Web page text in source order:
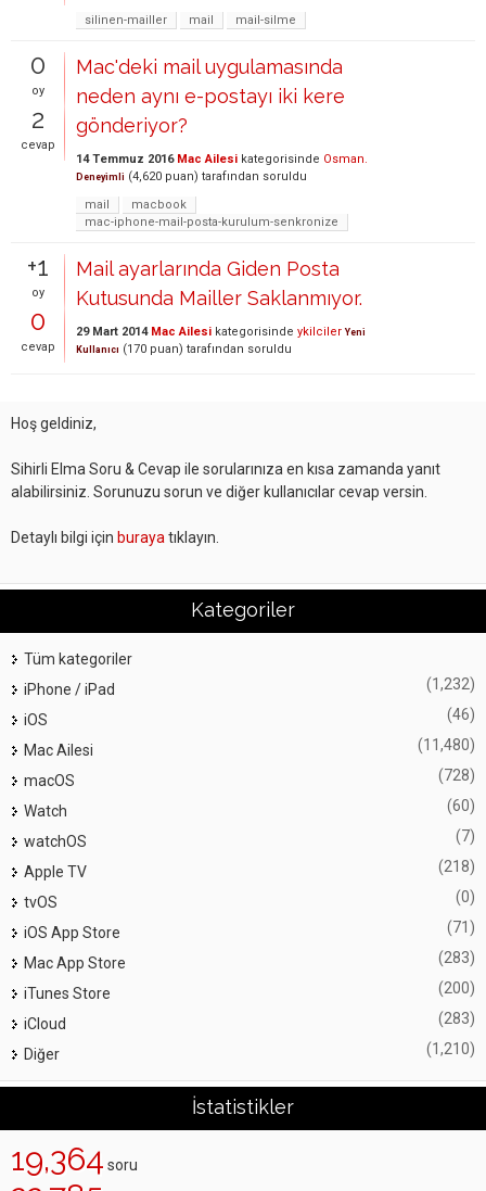
silinen-mailler
mail mail-silme
0
oy
2
cevap
Mac'deki mail uygulamasında
neden aynı e-postayı iki kere
gönderiyor?
14 Temmuz 2016 Mac Ailesi kategorisinde Osman.
Deneyimli (4,620 puan) tarafından soruldu
mail
macbook
mac-iphone-mail-posta-kurulum-senkronize
+1
oy
0
cevap
Mail ayarlarında Giden Posta
Kutusunda Mailler Saklanmıyor.
29 Mart 2014 Mac Ailesi kategorisinde ykilciler Yeni
Kullanıcı (170 puan) tarafından soruldu
Hoş geldiniz,
Sihirli Elma Soru & Cevap ile sorularınıza en kısa zamanda yanıt
alabilirsiniz. Sorunuzu sorun ve diğer kullanıcılar cevap versin.
Detaylı bilgi için buraya tıklayın.
Kategoriler
Tüm kategoriler
iPhone / iPad
(1,232)
iOS (46)
Mac Ailesi (11,480)
macOS (728)
Watch (60)
watchOS (7)
Apple TV (218)
tvOS (0)
iOS App Store (71)
Mac App Store (283)
iTunes Store (200)
iCloud (283)
Diğer (1,210)
İstatistikler
19,364 soru